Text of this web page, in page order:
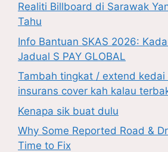
Realiti Billboard di Sarawak
Tahu
Info Bantuan SKAS 2026:
Jadual S PAY GLOBAL
Tambah tingkat / extend
insurans cover kah kalau
Kenapa sik buat dulu
Why Some Reported Road &
Time to Fix